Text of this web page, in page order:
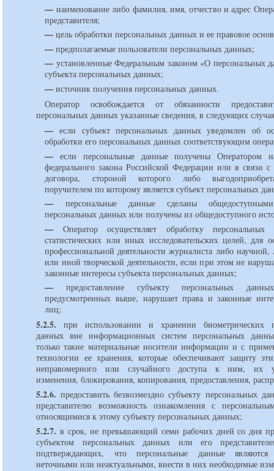
— наименование либо фамилия, имя, отчество и адрес
представителя;
— цель обработки персональных данных и ее правовое
— предполагаемые пользователи персональных данных;
— установленные Федеральным законом «О персональных
субъекта персональных данных;
— источник получения персональных данных.
Оператор освобождается от обязанности
персональных данных указанные сведения, в следующих
— если субъект персональных данных уведомлен об
обработки его персональных данных соответствующим
— если персональные данные получены Оператором
федерального закона Российской Федерации или в связи
договора, стороной которого либо
поручителем по которому является субъект персональных
— персональные данные сделаны
персональных данных или получены из общедоступного
— Оператор осуществляет обработку
статистических или иных исследовательских целей, для
профессиональной деятельности журналиста либо научной,
или иной творческой деятельности, если при этом не
законные интересы субъекта персональных данных;
— предоставление субъекту персональных
предусмотренных выше, нарушает права и законные
лиц;
5.2.5. при использовании и хранении биометрических
данных вне информационных систем персональных
только такие материальные носители информации и с
технологии ее хранения, которые обеспечивают защиту
неправомерного или случайного доступа к ним, их
изменения, блокирования, копирования, предоставления,
5.2.6. предоставить безвозмездно субъекту персональных
представителю возможность ознакомления с
относящимися к этому субъекту персональных данных;
5.2.7. в срок, не превышающий семи рабочих дней со дня
субъектом персональных данных или его
подтверждающих, что персональные данные
неточными или неактуальными, внести в них необходимые